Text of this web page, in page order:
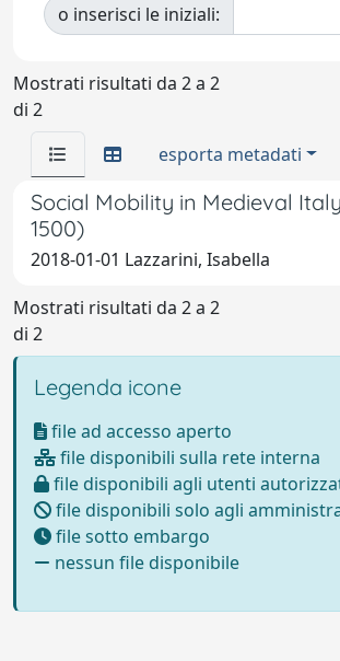
o inserisci le iniziali:
Mostrati risultati da 2 a 2
di 2
esporta metadati
Social Mobility in Medieval
1500)
2018-01-01 Lazzarini, Isabella
Mostrati risultati da 2 a 2
di 2
Legenda icone
file ad accesso aperto
file disponibili sulla rete interna
file disponibili agli utenti
file disponibili solo agli
file sotto embargo
nessun file disponibile